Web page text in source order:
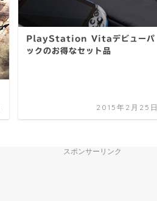
PlayStation Vitaデビューパ
ックのお得なセット品
2015年2月25日
スポンサーリンク